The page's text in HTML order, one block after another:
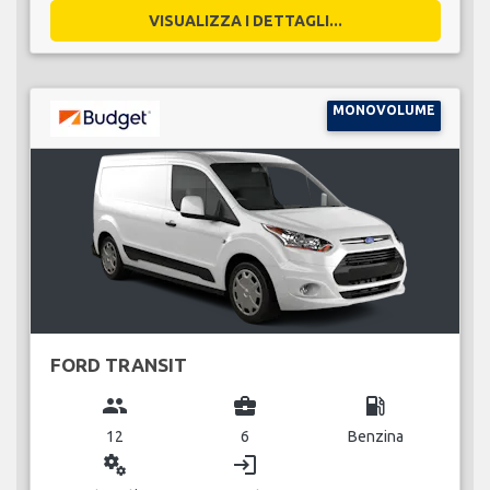
VISUALIZZA I DETTAGLI...
MONOVOLUME
FORD TRANSIT
group
12
business_center
6
local_gas_station
Benzina
miscellaneous_services login